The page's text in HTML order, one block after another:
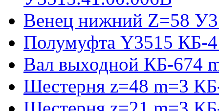
Венец нижний Z=58
Полумуфта Y3515 КБ-
Вал выходной КБ-674
Шестерня z=48 m=3